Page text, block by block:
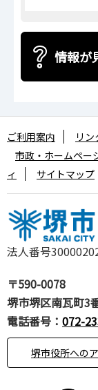
情報が
法人番号
〒590-0078
堺市堺区南瓦町3
電話番号： 072-
堺市役所への
ご利用案内 リ
市政・ホームペー
ィ
サイトマップ